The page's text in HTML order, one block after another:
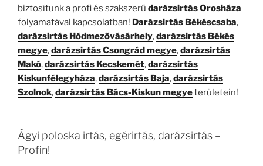
biztosítunk a profi és szakszerű darázsirtás Orosháza
folyamatával kapcsolatban! Darázsirtás Békéscsaba,
darázsirtás Hódmezővásárhely,darázsirtás Békés
megye,darázsirtás Csongrád megye,darázsirtás
Makó,darázsirtás Kecskemét,darázsirtás
Kiskunfélegyháza,darázsirtás Baja,darázsirtás
Szolnok,darázsirtás Bács-Kiskun megyeterületein!
Ágyi poloska irtás, egérirtás, darázsirtás –
Profin!